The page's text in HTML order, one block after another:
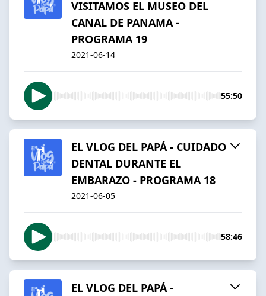
VISITAMOS EL MUSEO DEL
CANAL DE PANAMA -
PROGRAMA 19
2021-06-14
55:50
EL VLOG DEL PAPÁ - CUIDADO
DENTAL DURANTE EL
EMBARAZO - PROGRAMA 18
2021-06-05
58:46
EL VLOG DEL PAPÁ -